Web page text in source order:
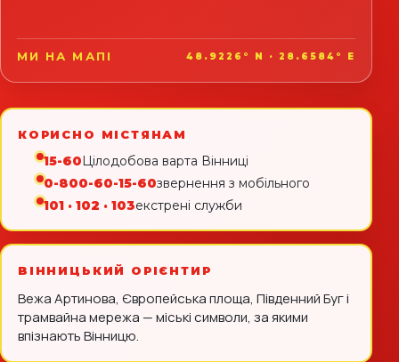
МИ НА МАПІ 48.9226° N · 28.6584° E
КОРИСНО МІСТЯНАМ
15-60Цілодобова варта Вінниці
0-800-60-15-60звернення з мобільного
101 · 102 · 103екстрені служби
ВІННИЦЬКИЙ ОРІЄНТИР
Вежа Артинова, Європейська площа, Південний Буг і
трамвайна мережа — міські символи, за якими
впізнають Вінницю.